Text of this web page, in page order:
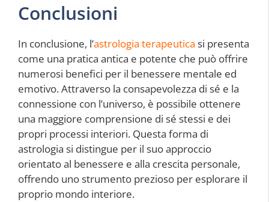
Conclusioni
In conclusione, l’astrologia terapeutica si presenta
come una pratica antica e potente che può offrire
numerosi benefici per il benessere mentale ed
emotivo. Attraverso la consapevolezza di sé e la
connessione con l’universo, è possibile ottenere
una maggiore comprensione di sé stessi e dei
propri processi interiori. Questa forma di
astrologia si distingue per il suo approccio
orientato al benessere e alla crescita personale,
offrendo uno strumento prezioso per esplorare il
proprio mondo interiore.